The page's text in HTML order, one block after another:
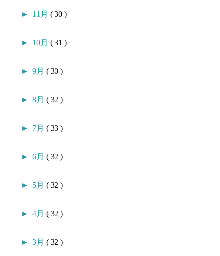
► 11月( 30 )
► 10月( 31 )
►9月( 30 )
►8月( 32 )
► 7月( 33 )
►6月( 32 )
► 5月( 32 )
►4月( 32 )
►3月( 32 )